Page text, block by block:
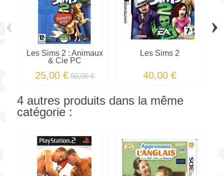
Les Sims 2 : Animaux
& Cie PC
25,00 € 50,00 €
Les Sims 2
40,00 €
‹ ›
4 autres produits dans la même
catégorie :